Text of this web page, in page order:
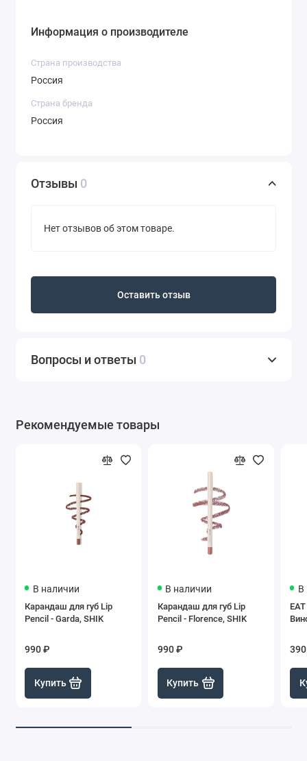
Информация о производителе
Страна производства
Россия
Страна бренда
Россия
Отзывы 0
Нет отзывов об этом товаре.
Оставить отзыв
Вопросы и ответы 0
Рекомендуемые товары
В наличии
Карандаш для губ Lip
Pencil - Garda, SHIK
990 ₽
Купить
В наличии
Карандаш для губ Lip
Pencil - Florence, SHIK
990 ₽
Купить
В